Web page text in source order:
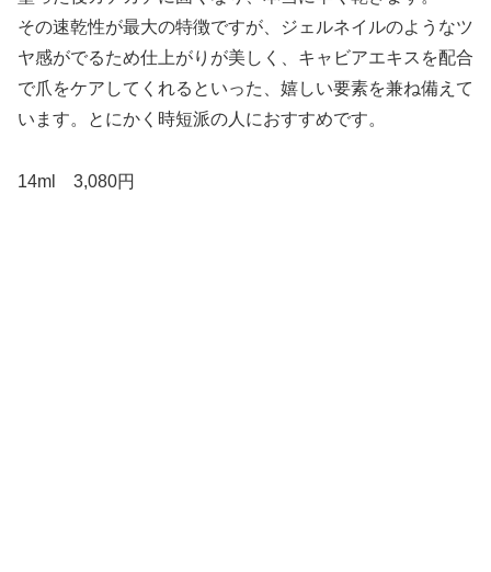
その速乾性が最大の特徴ですが、ジェルネイルのようなツ
ヤ感がでるため仕上がりが美しく、キャビアエキスを配合
で爪をケアしてくれるといった、嬉しい要素を兼ね備えて
います。とにかく時短派の人におすすめです。
14ml 3,080円